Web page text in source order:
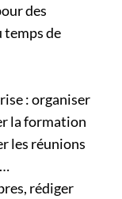
des
temps de
: organiser
la formation
les réunions
rédiger